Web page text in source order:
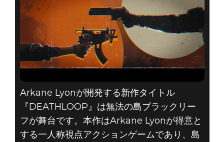
Arkane Lyonが開発する新作タイトル
『DEATHLOOP』は無法の島ブラックリー
フが舞台です。本作はArkane Lyonが得意と
する一人称視点アクションゲームであり、島